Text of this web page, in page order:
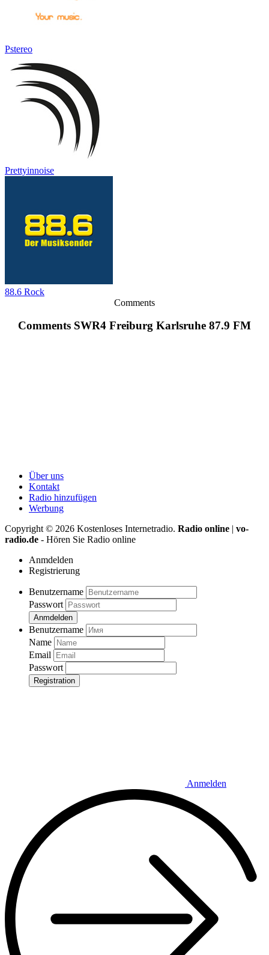
Pstereo
Prettyinnoise
88.6 Rock
Comments
Comments SWR4 Freiburg Karlsruhe 87.9 FM
Über uns
Kontakt
Radio hinzufügen
Werbung
Copyright © 2026 Kostenloses Internetradio. Radio online | vo-
radio.de - Hören Sie Radio online
Anmdelden
Registrierung
Benutzername
Passwort
Anmdelden
Benutzername
Name
Email
Passwort
Registration
Anmelden